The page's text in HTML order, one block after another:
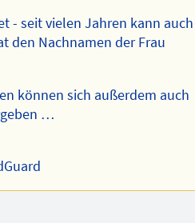
- seit vielen Jahren kann
den Nachnamen der Frau
können sich außerdem auch
…